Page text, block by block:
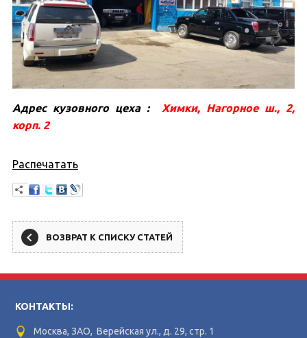
Адрес кузовного цеха :Химки, Нагорное ш., 2,
корп. 2
Распечатать
ВОЗВРАТ К СПИСКУ СТАТЕЙ
КОНТАКТЫ:
Москва, ЗАО, Верейская ул., д. 29, стр. 1